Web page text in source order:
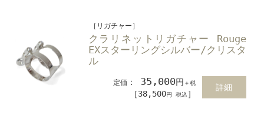
［リガチャー］
クラリネットリガチャー Rouge
EXスターリングシルバー/クリスタ
ル
定価 ： 35,000円 ＋税
［38,500円 税込 ］
詳細